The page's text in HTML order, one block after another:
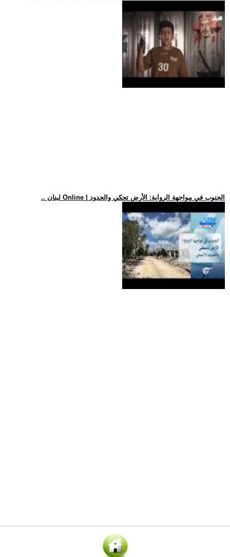
.. لبنان Online | الجنوب في مواجهة الرواية: الأرض تحكي والحدود